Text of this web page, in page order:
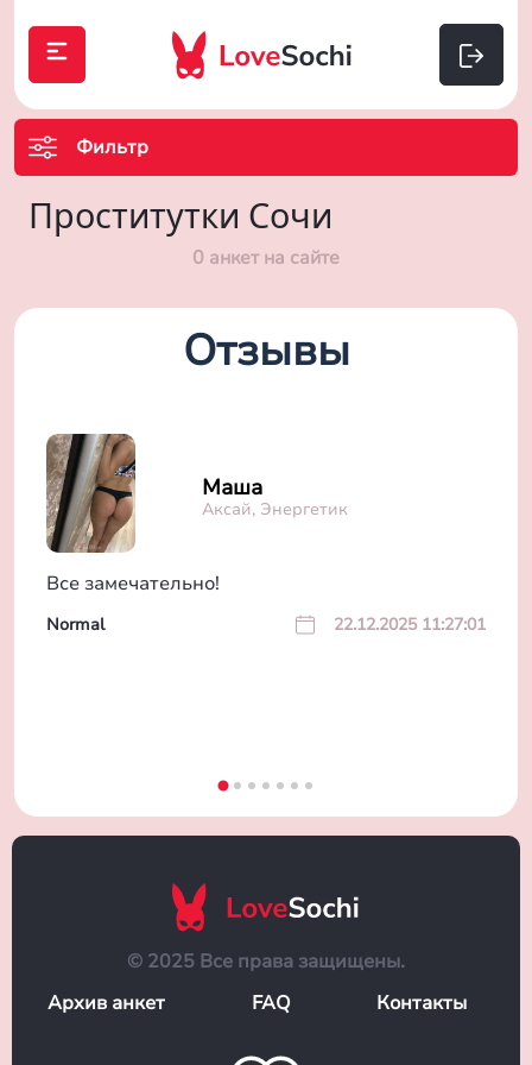
Фильтр
Проститутки Сочи
0 анкет на сайте
Отзывы
Маша
Аксай, Энергетик
Все замечательно!
Normal 22.12.2025 11:27:01
© 2025 Все права защищены.
Архив анкет
FAQ Контакты